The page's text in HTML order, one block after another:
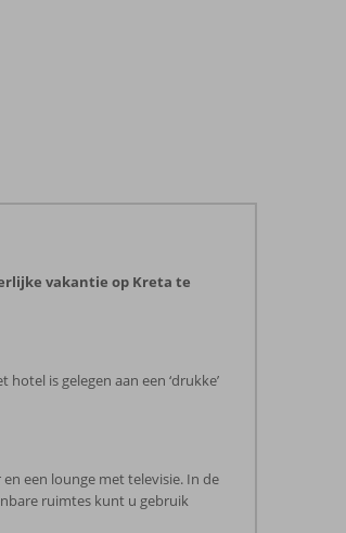
vakantie op Kreta te
is gelegen aan een ‘drukke’
een lounge met televisie. In de
ruimtes kunt u gebruik